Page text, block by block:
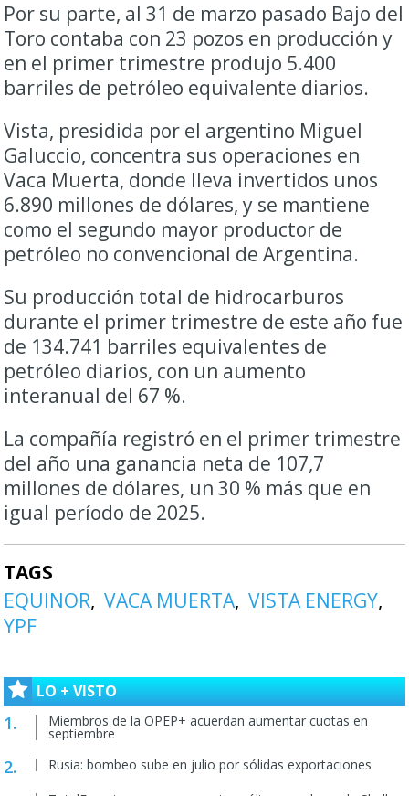
Por su parte, al 31 de marzo pasado Bajo del
Toro contaba con 23 pozos en producción y
en el primer trimestre produjo 5.400
barriles de petróleo equivalente diarios.
Vista, presidida por el argentino Miguel
Galuccio, concentra sus operaciones en
Vaca Muerta, donde lleva invertidos unos
6.890 millones de dólares, y se mantiene
como el segundo mayor productor de
petróleo no convencional de Argentina.
Su producción total de hidrocarburos
durante el primer trimestre de este año fue
de 134.741 barriles equivalentes de
petróleo diarios, con un aumento
interanual del 67 %.
La compañía registró en el primer trimestre
del año una ganancia neta de 107,7
millones de dólares, un 30 % más que en
igual período de 2025.
TAGS
EQUINOR VACA MUERTA VISTA ENERGY
YPF
LO + VISTO
Miembros de la OPEP+ acuerdan aumentar cuotas en
septiembre
Rusia: bombeo sube en julio por sólidas exportaciones